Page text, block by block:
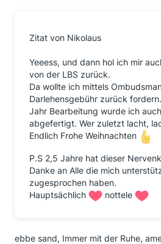
Zitat von Nikolaus
Yeeess, und dann hol ich mir
von der LBS zurück.
Da wollte ich mittels
Darlehensgebühr zurück
Jahr Bearbeitung wurde ich
abgefertigt. Wer zuletzt lacht,
Endlich Frohe Weihnachten
P.S 2,5 Jahre hat dieser
Danke an Alle die mich
zugesprochen haben.
Hauptsächlich
nottele
ebbe sand, Immer mit der Ruhe,